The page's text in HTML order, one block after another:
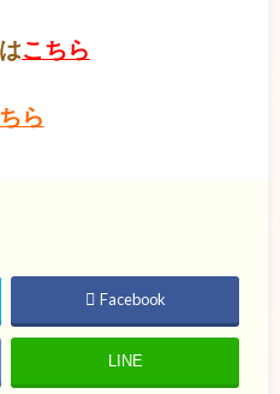
こちら
ら
Facebook
LINE